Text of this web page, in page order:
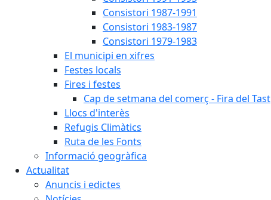
Consistori 1987-1991
Consistori 1983-1987
Consistori 1979-1983
El municipi en xifres
Festes locals
Fires i festes
Cap de setmana del comerç - Fira del Tast
Llocs d'interès
Refugis Climàtics
Ruta de les Fonts
Informació geogràfica
Actualitat
Anuncis i edictes